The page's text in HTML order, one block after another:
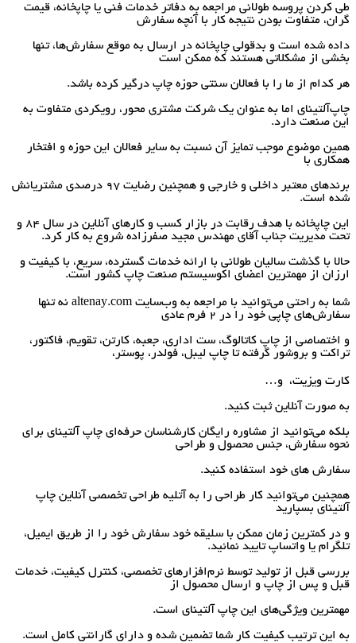
طی کردن پروسه طولانی مراجعه به دفاتر خدمات فنی یا چاپخانه، قیمت
گران، متفاوت بودن نتیجه کار با آنچه سفارش
داده شده است و بدقولی چاپخانه در ارسال به موقع سفارش‌ها، تنها
بخشی از مشکلاتی هستند که ممکن است
هر کدام از ما را با فعالان سنتی حوزه چاپ درگیر کرده باشد.
چاپ‌آلتینای اما به عنوان یک شرکت مشتری محور، رویکردی متفاوت به
این صنعت دارد.
همین موضوع موجب تمایز آن نسبت به سایر فعالان این حوزه و افتخار
همکاری با
برندهای معتبر داخلی و خارجی و همچنین رضایت 97 درصدی مشتریانش
شده است.
این چاپخانه با هدف رقابت در بازار کسب و کارهای آنلاین در سال 84 و
تحت مدیریت جناب آقای مهندس مجید صفرزاده شروع به کار کرد.
حالا با گذشت سالیان طولانی با ارائه خدمات گسترده، سریع، با کیفیت و
ارزان از مهمترین اعضای اکوسیستم صنعت چاپ کشور است.
شما به راحتی می‌توانید با مراجعه به وب‌سایت altenay.com نه تنها
سفارش‌های چاپی خود را در 2 فرم عادی
و اختصاصی از چاپ کاتالوگ، ست اداری، جعبه، کارتن، تقویم، فاکتور،
تراکت و بروشور گرفته تا چاپ لیبل، فولدر، پوستر،
کارت ویزیت، و…
به صورت آنلاین ثبت کنید.
بلکه می‌توانید از مشاوره رایگان کارشناسان حرفه‌ای چاپ‌ آلتینای برای
نحوه سفارش، جنس محصول و طراحی
سفارش‌ های خود استفاده کنید.
همچنین می‌توانید کار طراحی را به آتلیه طراحی تخصصی آنلاین چاپ‌
آلتینای بسپارید
و در کمترین زمان ممکن با سلیقه خود سفارش خود را از طریق ایمیل،
تلگرام یا واتساپ تایید نمائید.
بررسی قبل از تولید توسط نرم‌افزارهای تخصصی، کنترل کیفیت، خدمات
قبل و پس از چاپ و ارسال محصول از
مهمترین ویژگی‌های این چاپ آلتینای است.
به این ترتیب کیفیت کار شما تضمین شده و دارای گارانتی کامل است.